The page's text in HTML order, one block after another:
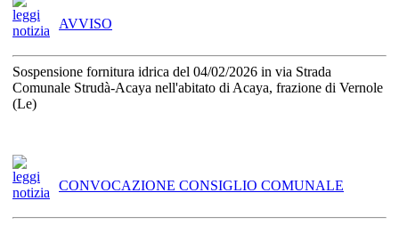
AVVISO
Sospensione fornitura idrica del 04/02/2026 in via Strada
Comunale Strudà-Acaya nell'abitato di Acaya, frazione di Vernole
(Le)
CONVOCAZIONE CONSIGLIO COMUNALE